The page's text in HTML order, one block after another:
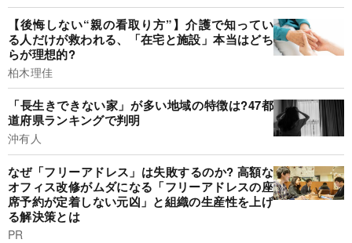
【後悔しない“親の看取り方”】介護で知ってい
る人だけが救われる、「在宅と施設」本当はどち
らが理想的?
柏木理佳
「長生きできない家」が多い地域の特徴は?47都
道府県ランキングで判明
沖有人
なぜ「フリーアドレス」は失敗するのか? 高額な
オフィス改修がムダになる「フリーアドレスの座
席予約が定着しない元凶」と組織の生産性を上げ
る解決策とは
PR